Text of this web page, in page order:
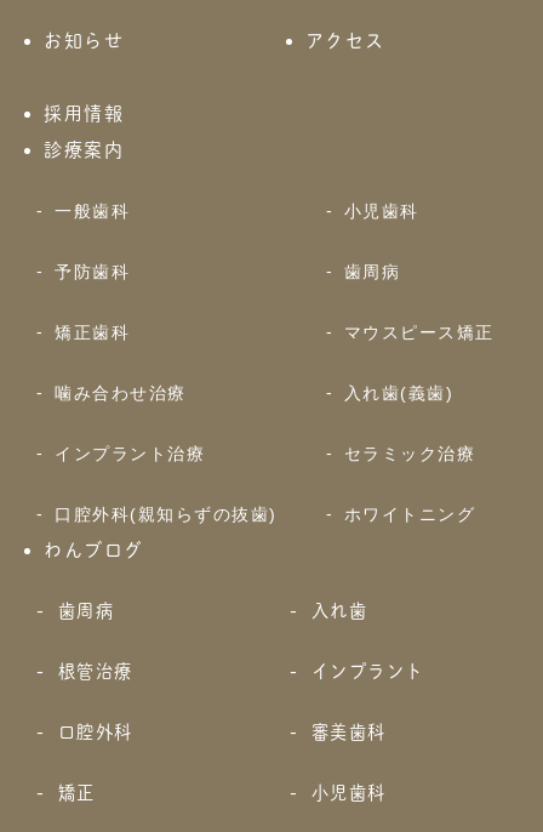
お知らせ アクセス
採用情報
診療案内
一般歯科 小児歯科
予防歯科 歯周病
矯正歯科 マウスピース矯正
噛み合わせ治療 入れ歯(義歯)
インプラント治療 セラミック治療
口腔外科(親知らずの抜歯) ホワイトニング
わんブログ
歯周病 入れ歯
根管治療 インプラント
口腔外科 審美歯科
矯正 小児歯科